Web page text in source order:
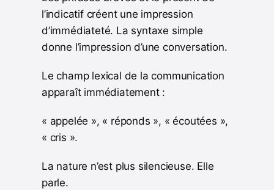
l’indicatif créent une impression
d’immédiateté. La syntaxe simple
donne l’impression d’une conversation.
Le champ lexical de la communication
apparaît immédiatement :
« appelée », « réponds », « écoutées »,
« cris ».
La nature n’est plus silencieuse. Elle
parle.